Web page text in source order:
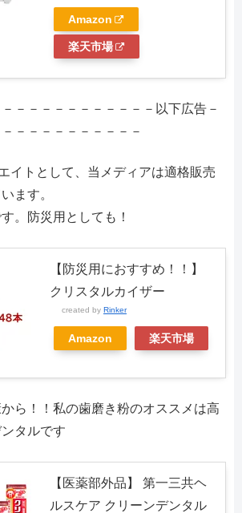
Amazon
楽天市場
－－－－－－－－－－－以下広告－
－－－－－－－－－－
イトとして、当メディアは適格販売
ます。
。防災用としても！
【防災用におすすめ！！】
クリスタルカイザー
created by Rinker
Amazon 楽天市場
ら！！私の歯磨き粉のオススメは高
タルです
【医薬部外品】 第一三共ヘ
ルスケア クリーンデンタル